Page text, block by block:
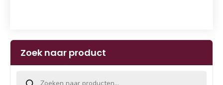
Zoek naar product